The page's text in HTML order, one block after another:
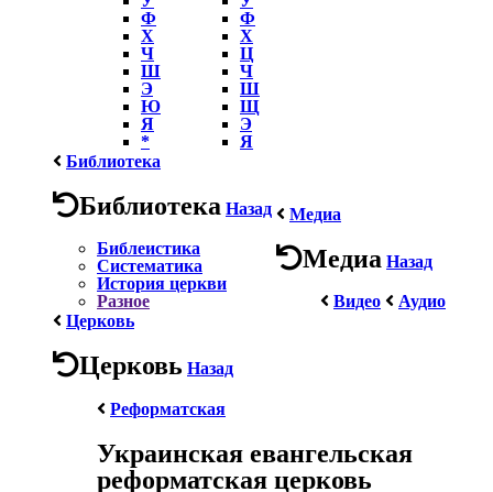
Ф
Х
Ч
Ш
Э
Ю
Я
*
Ф
Х
Ц
Ч
Ш
Щ
Э
Я
Библиотека
Библиотека Назад
Библеистика
Систематика
История церкви
Разное
Медиа
Медиа Назад
Видео
Аудио
Церковь
Церковь Назад
Реформатская
Украинская евангельская
реформатская церковь